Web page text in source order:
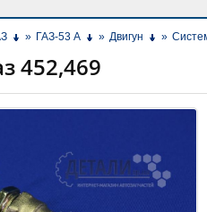
» ГАЗ-53 А » Двигун »
452,469